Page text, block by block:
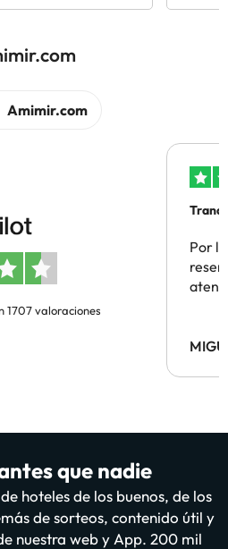
Amimir.com
1707 valoraciones
Por
que nadie
hoteles de los buenos, de los
de sorteos, contenido útil y
nuestra web y App. 200 mil